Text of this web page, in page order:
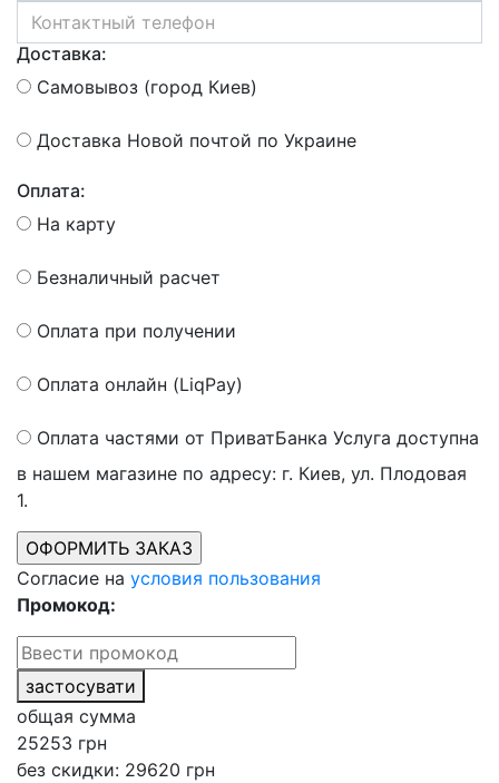
Доставка:
Самовывоз (город Киев)
Доставка Новой почтой по Украине
Оплата:
На карту
Безналичный расчет
Оплата при получении
Оплата онлайн (LiqPay)
Оплата частями от ПриватБанка Услуга доступна
в нашем магазине по адресу: г. Киев, ул. Плодовая
1.
Согласие на условия пользования
Промокод:
застосувати
общая сумма
25253 грн
без скидки: 29620 грн